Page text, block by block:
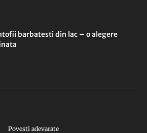
barbatesti din lac – o alegere
Povesti adevarate